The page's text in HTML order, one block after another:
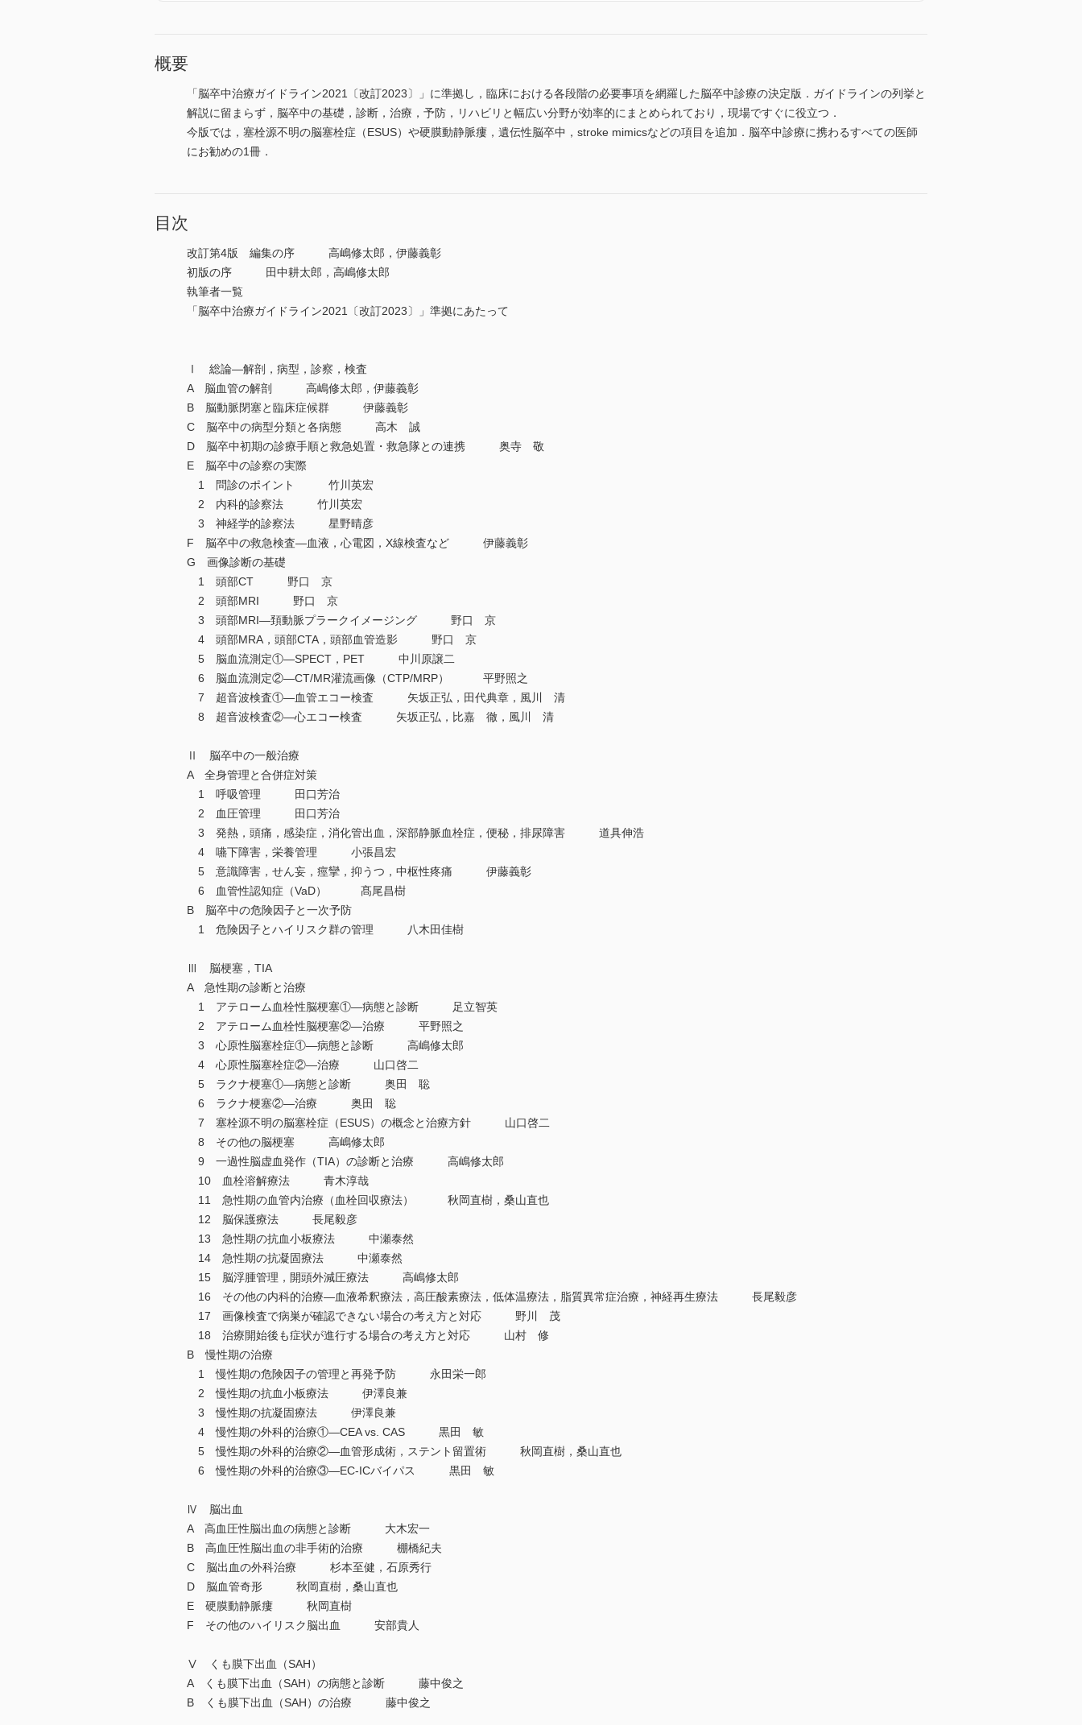
概要
「脳卒中治療ガイドライン2021〔改訂2023〕」に準拠し，臨床における各段階の必要事項を網羅した脳卒中診療の決定版．ガイドラインの列挙と
解説に留まらず，脳卒中の基礎，診断，治療，予防，リハビリと幅広い分野が効率的にまとめられており，現場ですぐに役立つ．
今版では，塞栓源不明の脳塞栓症（ESUS）や硬膜動静脈瘻，遺伝性脳卒中，stroke mimicsなどの項目を追加．脳卒中診療に携わるすべての医師
にお勧めの1冊．
目次
改訂第4版 編集の序 高嶋修太郎，伊藤義彰
初版の序 田中耕太郎，高嶋修太郎
執筆者一覧
「脳卒中治療ガイドライン2021〔改訂2023〕」準拠にあたって
Ⅰ 総論―解剖，病型，診察，検査
A 脳血管の解剖 高嶋修太郎，伊藤義彰
B 脳動脈閉塞と臨床症候群 伊藤義彰
C 脳卒中の病型分類と各病態 高木 誠
D 脳卒中初期の診療手順と救急処置・救急隊との連携 奥寺 敬
E 脳卒中の診察の実際
1 問診のポイント 竹川英宏
2 内科的診察法 竹川英宏
3 神経学的診察法 星野晴彦
F 脳卒中の救急検査―血液，心電図，X線検査など 伊藤義彰
G 画像診断の基礎
1 頭部CT 野口 京
2 頭部MRI 野口 京
3 頭部MRI―頚動脈プラークイメージング 野口 京
4 頭部MRA，頭部CTA，頭部血管造影 野口 京
5 脳血流測定①―SPECT，PET 中川原譲二
6 脳血流測定②―CT/MR灌流画像（CTP/MRP） 平野照之
7 超音波検査①―血管エコー検査 矢坂正弘，田代典章，風川 清
8 超音波検査②―心エコー検査 矢坂正弘，比嘉 徹，風川 清
Ⅱ 脳卒中の一般治療
A 全身管理と合併症対策
1 呼吸管理 田口芳治
2 血圧管理 田口芳治
3 発熱，頭痛，感染症，消化管出血，深部静脈血栓症，便秘，排尿障害 道具伸浩
4 嚥下障害，栄養管理 小張昌宏
5 意識障害，せん妄，痙攣，抑うつ，中枢性疼痛 伊藤義彰
6 血管性認知症（VaD） 髙尾昌樹
B 脳卒中の危険因子と一次予防
1 危険因子とハイリスク群の管理 八木田佳樹
Ⅲ 脳梗塞，TIA
A 急性期の診断と治療
1 アテローム血栓性脳梗塞①―病態と診断 足立智英
2 アテローム血栓性脳梗塞②―治療 平野照之
3 心原性脳塞栓症①―病態と診断 高嶋修太郎
4 心原性脳塞栓症②―治療 山口啓二
5 ラクナ梗塞①―病態と診断 奥田 聡
6 ラクナ梗塞②―治療 奥田 聡
7 塞栓源不明の脳塞栓症（ESUS）の概念と治療方針 山口啓二
8 その他の脳梗塞 高嶋修太郎
9 一過性脳虚血発作（TIA）の診断と治療 高嶋修太郎
10 血栓溶解療法 青木淳哉
11 急性期の血管内治療（血栓回収療法） 秋岡直樹，桑山直也
12 脳保護療法 長尾毅彦
13 急性期の抗血小板療法 中瀬泰然
14 急性期の抗凝固療法 中瀬泰然
15 脳浮腫管理，開頭外減圧療法 高嶋修太郎
16 その他の内科的治療―血液希釈療法，高圧酸素療法，低体温療法，脂質異常症治療，神経再生療法 長尾毅彦
17 画像検査で病巣が確認できない場合の考え方と対応 野川 茂
18 治療開始後も症状が進行する場合の考え方と対応 山村 修
B 慢性期の治療
1 慢性期の危険因子の管理と再発予防 永田栄一郎
2 慢性期の抗血小板療法 伊澤良兼
3 慢性期の抗凝固療法 伊澤良兼
4 慢性期の外科的治療①―CEA vs. CAS 黒田 敏
5 慢性期の外科的治療②―血管形成術，ステント留置術 秋岡直樹，桑山直也
6 慢性期の外科的治療③―EC-ICバイパス 黒田 敏
Ⅳ 脳出血
A 高血圧性脳出血の病態と診断 大木宏一
B 高血圧性脳出血の非手術的治療 棚橋紀夫
C 脳出血の外科治療 杉本至健，石原秀行
D 脳血管奇形 秋岡直樹，桑山直也
E 硬膜動静脈瘻 秋岡直樹
F その他のハイリスク脳出血 安部貴人
Ⅴ くも膜下出血（SAH）
A くも膜下出血（SAH）の病態と診断 藤中俊之
B くも膜下出血（SAH）の治療 藤中俊之